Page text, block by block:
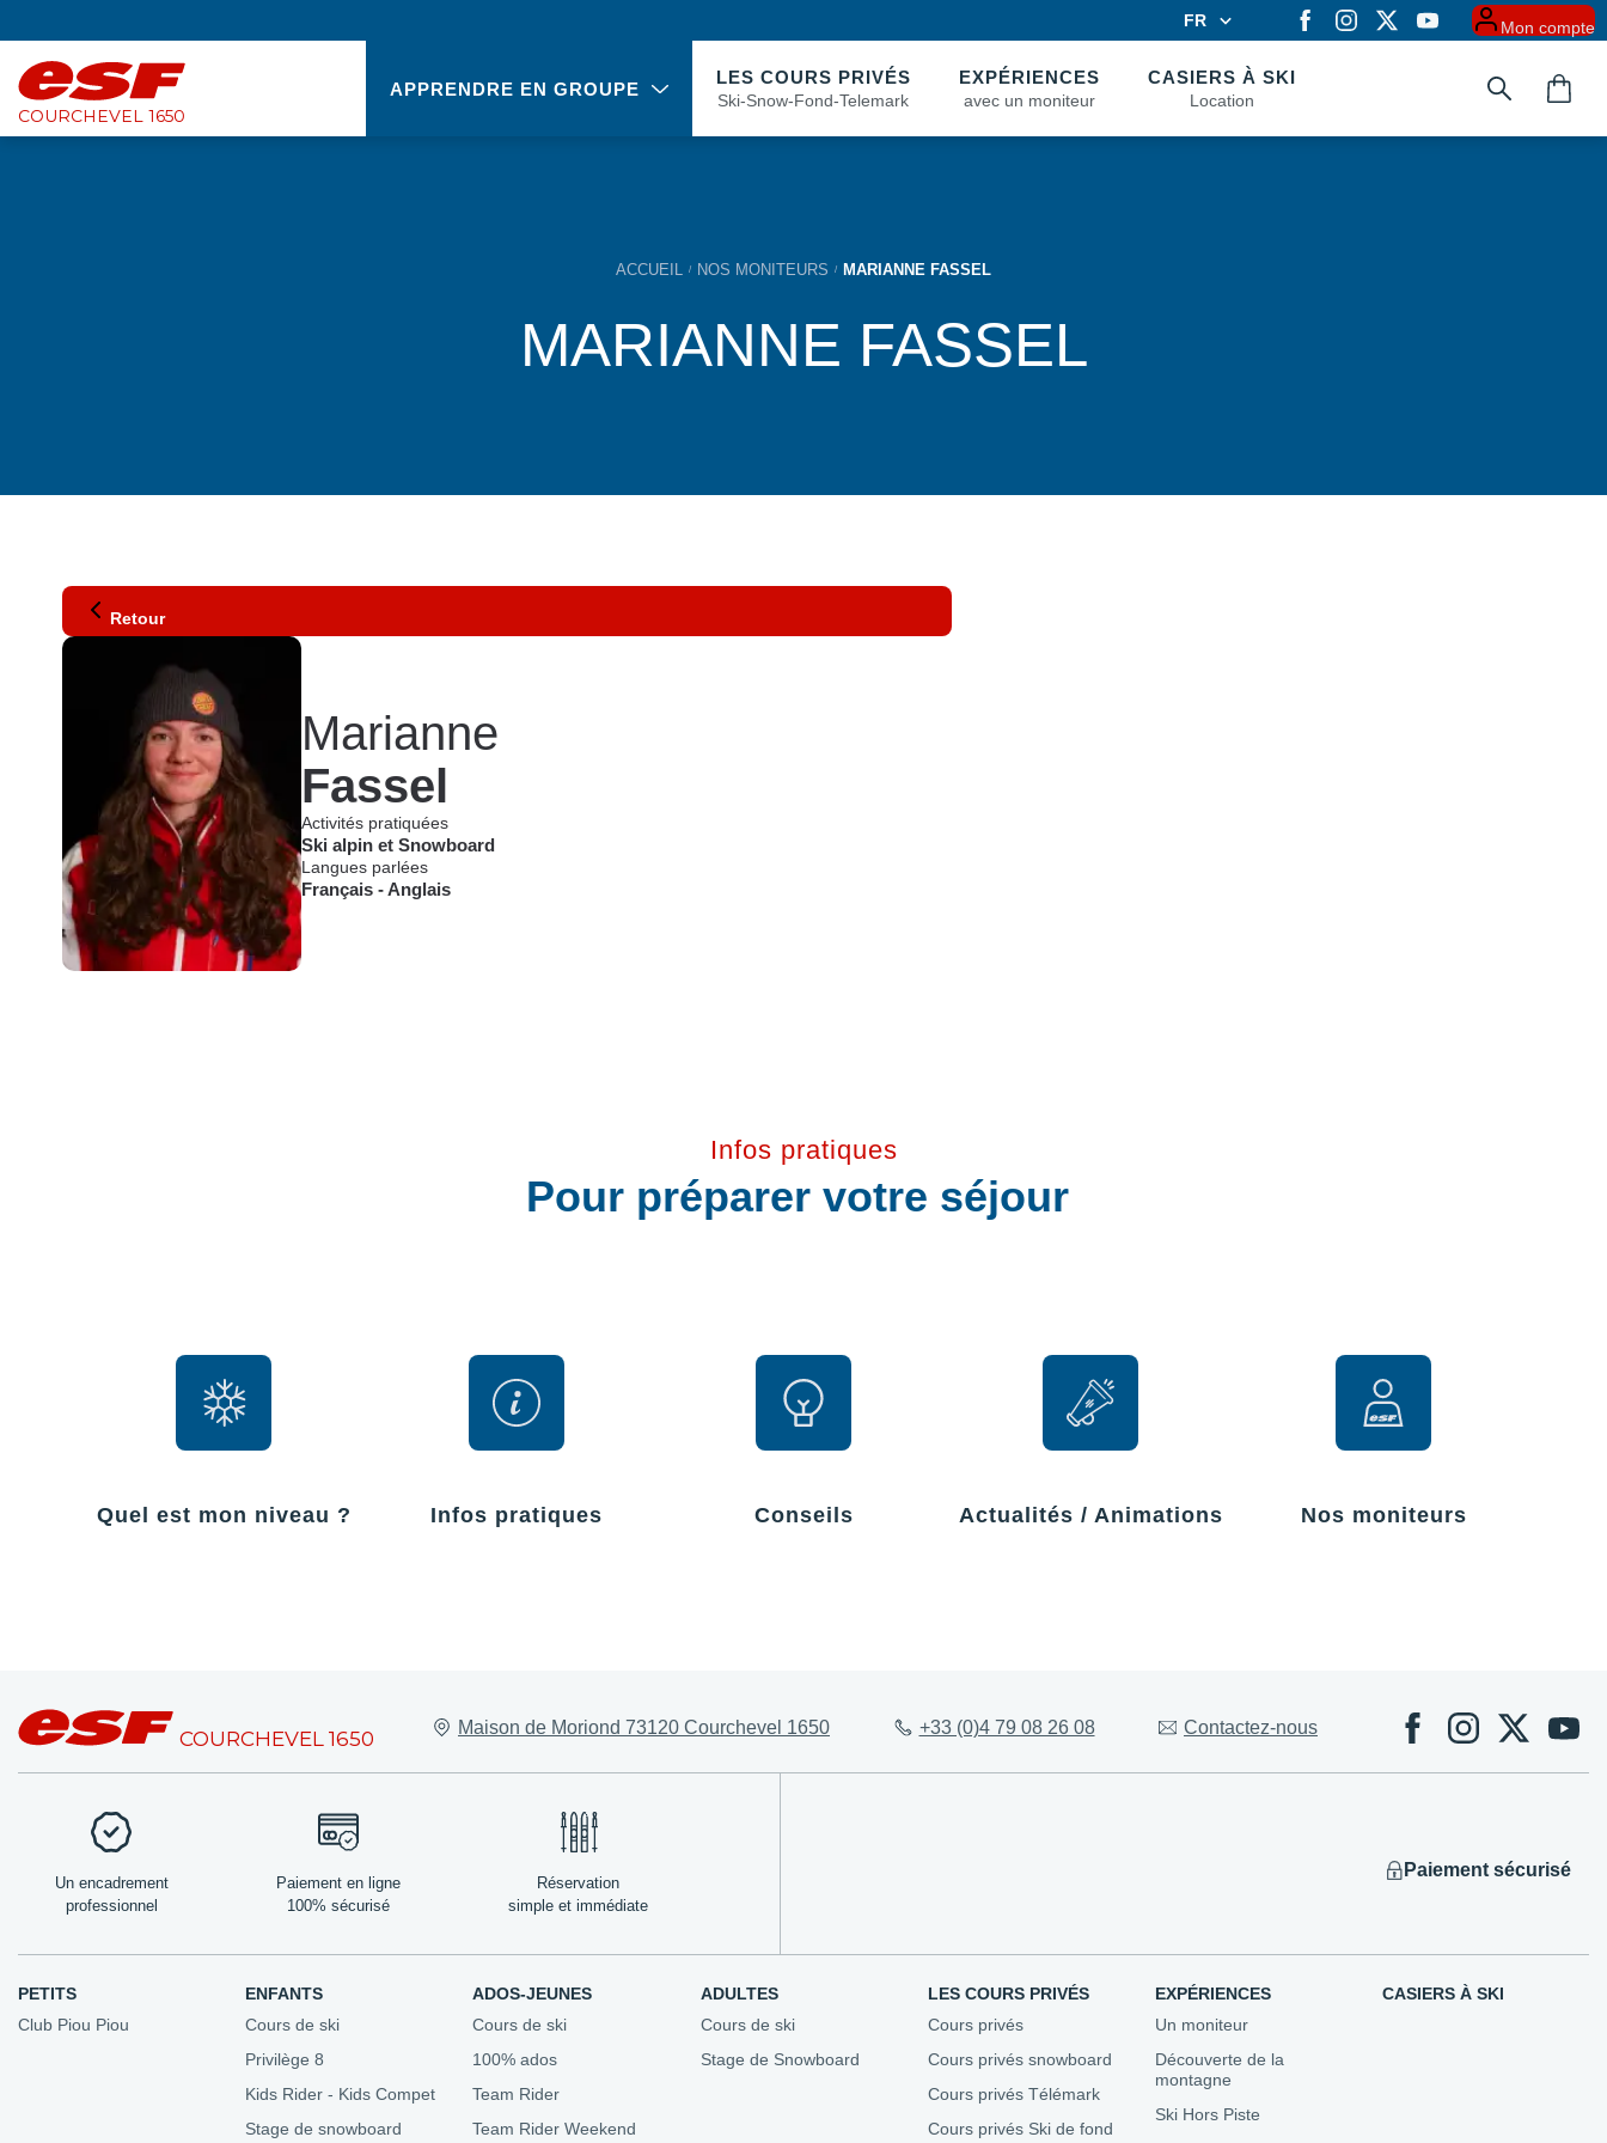
FR
EN
Mon compte
COURCHEVEL 1650
APPRENDRE EN GROUPE
LES COURS PRIVÉS
Ski-Snow-Fond-Telemark
EXPÉRIENCES
avec un moniteur
CASIERS À SKI
Location
ACCUEIL NOS MONITEURS MARIANNE FASSEL
MARIANNE FASSEL
Retour
Marianne
Fassel
Activités pratiquées
Ski alpin et Snowboard
Langues parlées
Français -Anglais
Infos pratiques
Pour préparer votre séjour
Quel est mon niveau ? Infos pratiques
Nos bureaux
Les amis de l'esf
Conseils
Conseils aux parents
Assurez-vous
Actualités / Animations
Stades & Competitions
Bons plans
Nos moniteurs
COURCHEVEL 1650 Maison de Moriond 73120 Courchevel 1650 +33 (0)4 79 08 26 08 Contactez-nous
Un encadrement
professionnel
Paiement en ligne
100% sécurisé
Réservation
simple et immédiate
Paiement sécurisé
PETITS
Club Piou Piou
ENFANTS
Cours de ski
Privilège 8
Kids Rider - Kids Compet
Stage de snowboard
ADOS-JEUNES
Cours de ski
100% ados
Team Rider
Team Rider Weekend
ADULTES
Cours de ski
Stage de Snowboard
LES COURS PRIVÉS
Cours privés
Cours privés snowboard
Cours privés Télémark
Cours privés Ski de fond
EXPÉRIENCES
Un moniteur
Découverte de la
montagne
Ski Hors Piste
CASIERS À SKI